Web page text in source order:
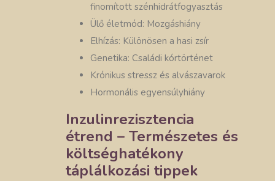
finomított szénhidrátfogyasztás
Ülő életmód: Mozgáshiány
Elhízás: Különösen a hasi zsír
Genetika: Családi kórtörténet
Krónikus stressz és alvászavarok
Hormonális egyensúlyhiány
Inzulinrezisztencia
étrend – Természetes és
költséghatékony
táplálkozási tippek